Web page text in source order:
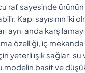
raf sayesinde ürünün
Kapı sayısının iki
aynı anda
özelliği, iç
yeterli ışık sağlar; su
modelin basit ve